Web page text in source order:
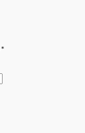
*Requerido